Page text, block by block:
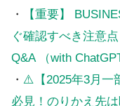
・
【重要】
ぐ確認すべき注意
Q&A （with ChatGPT
・ ⚠️【2025年3月一
必見！のりかえ先は